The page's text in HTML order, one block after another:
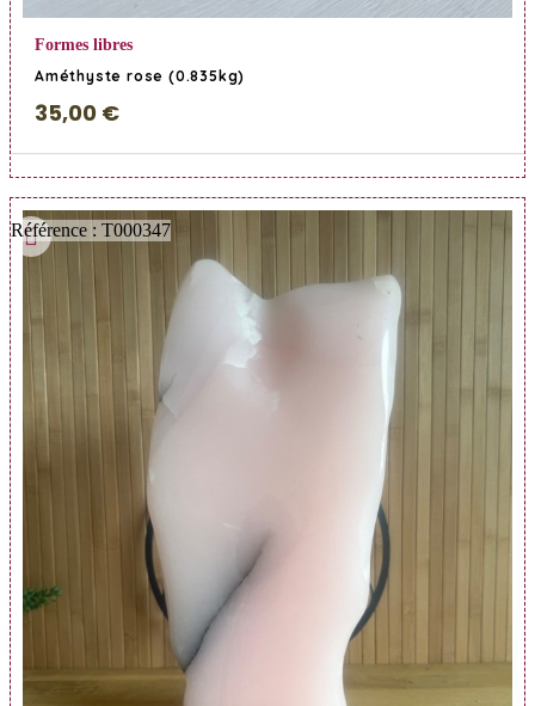
Formes libres
Améthyste rose (0.835kg)
35,00 €
Référence : T000347